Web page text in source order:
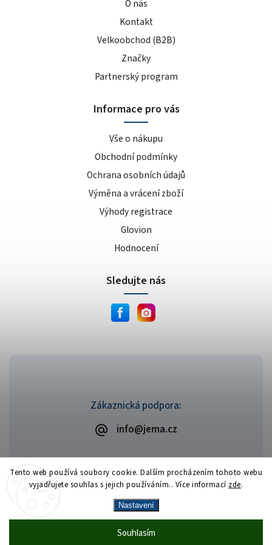
Tento web používá soubory cookie. Dalším procházením tohoto webu
vyjadřujete souhlas s jejich používáním.. Více informací zde.
Nastavení
Souhlasím
Vrácení zboží zdarma— celý srpen bez
Zákaznická podpora:
info@jema.cz
O nás
Kontakt
Velkoobchod (B2B)
Značky
Partnerský program
Informace pro vás
Vše o nákupu
Obchodní podmínky
Ochrana osobních údajů
Výměna a vrácení zboží
Výhody registrace
Glovion
Hodnocení
Sledujte nás
Copyright 2026JEMA.cz. Všechna práva vyhrazena.
VytvořilShoptet| Design